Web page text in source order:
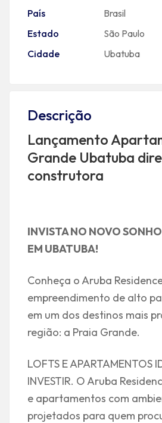
País
Brasil
Estado
São Paulo
Cidade
Ubatuba
Descrição
Lançamento
Grande Ubatuba
construtora
INVISTA NO NOVO
EM UBATUBA!
Conheça o Aruba
empreendimento de alto
em um dos destinos mais
região: a Praia Grande.
LOFTS E APARTAMENTOS
INVESTIR. O Aruba
e apartamentos com
projetados para quem